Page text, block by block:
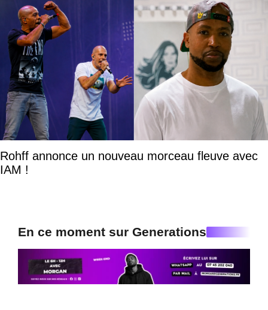
Rohff annonce un nouveau morceau fleuve avec
IAM !
En ce moment sur Generations